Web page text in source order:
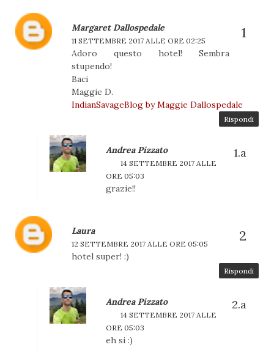
Margaret Dallospedale
11 SETTEMBRE 2017 ALLE ORE 02:25
Adoro questo hotel! Sembra
stupendo!
Baci
Maggie D.
IndianSavageBlog by Maggie Dallospedale
Rispondi
Andrea Pizzato
14 SETTEMBRE 2017 ALLE
ORE 05:03
grazie!!
Laura
12 SETTEMBRE 2017 ALLE ORE 05:05
hotel super! :)
Rispondi
Andrea Pizzato
14 SETTEMBRE 2017 ALLE
ORE 05:03
eh si :)